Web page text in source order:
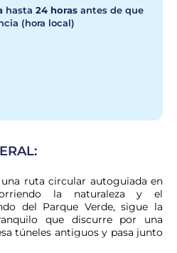
hasta 24 horas antes de que
(hora local)
ruta circular autoguiada en
la naturaleza y el
del Parque Verde, sigue la
que discurre por una
túneles antiguos y pasa junto